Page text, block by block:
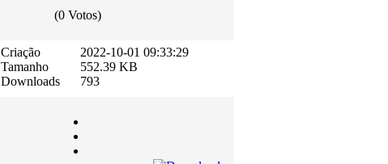
(0 Votos)
Criação
Tamanho
Downloads
2022-10-01 09:33:29
552.39 KB
793